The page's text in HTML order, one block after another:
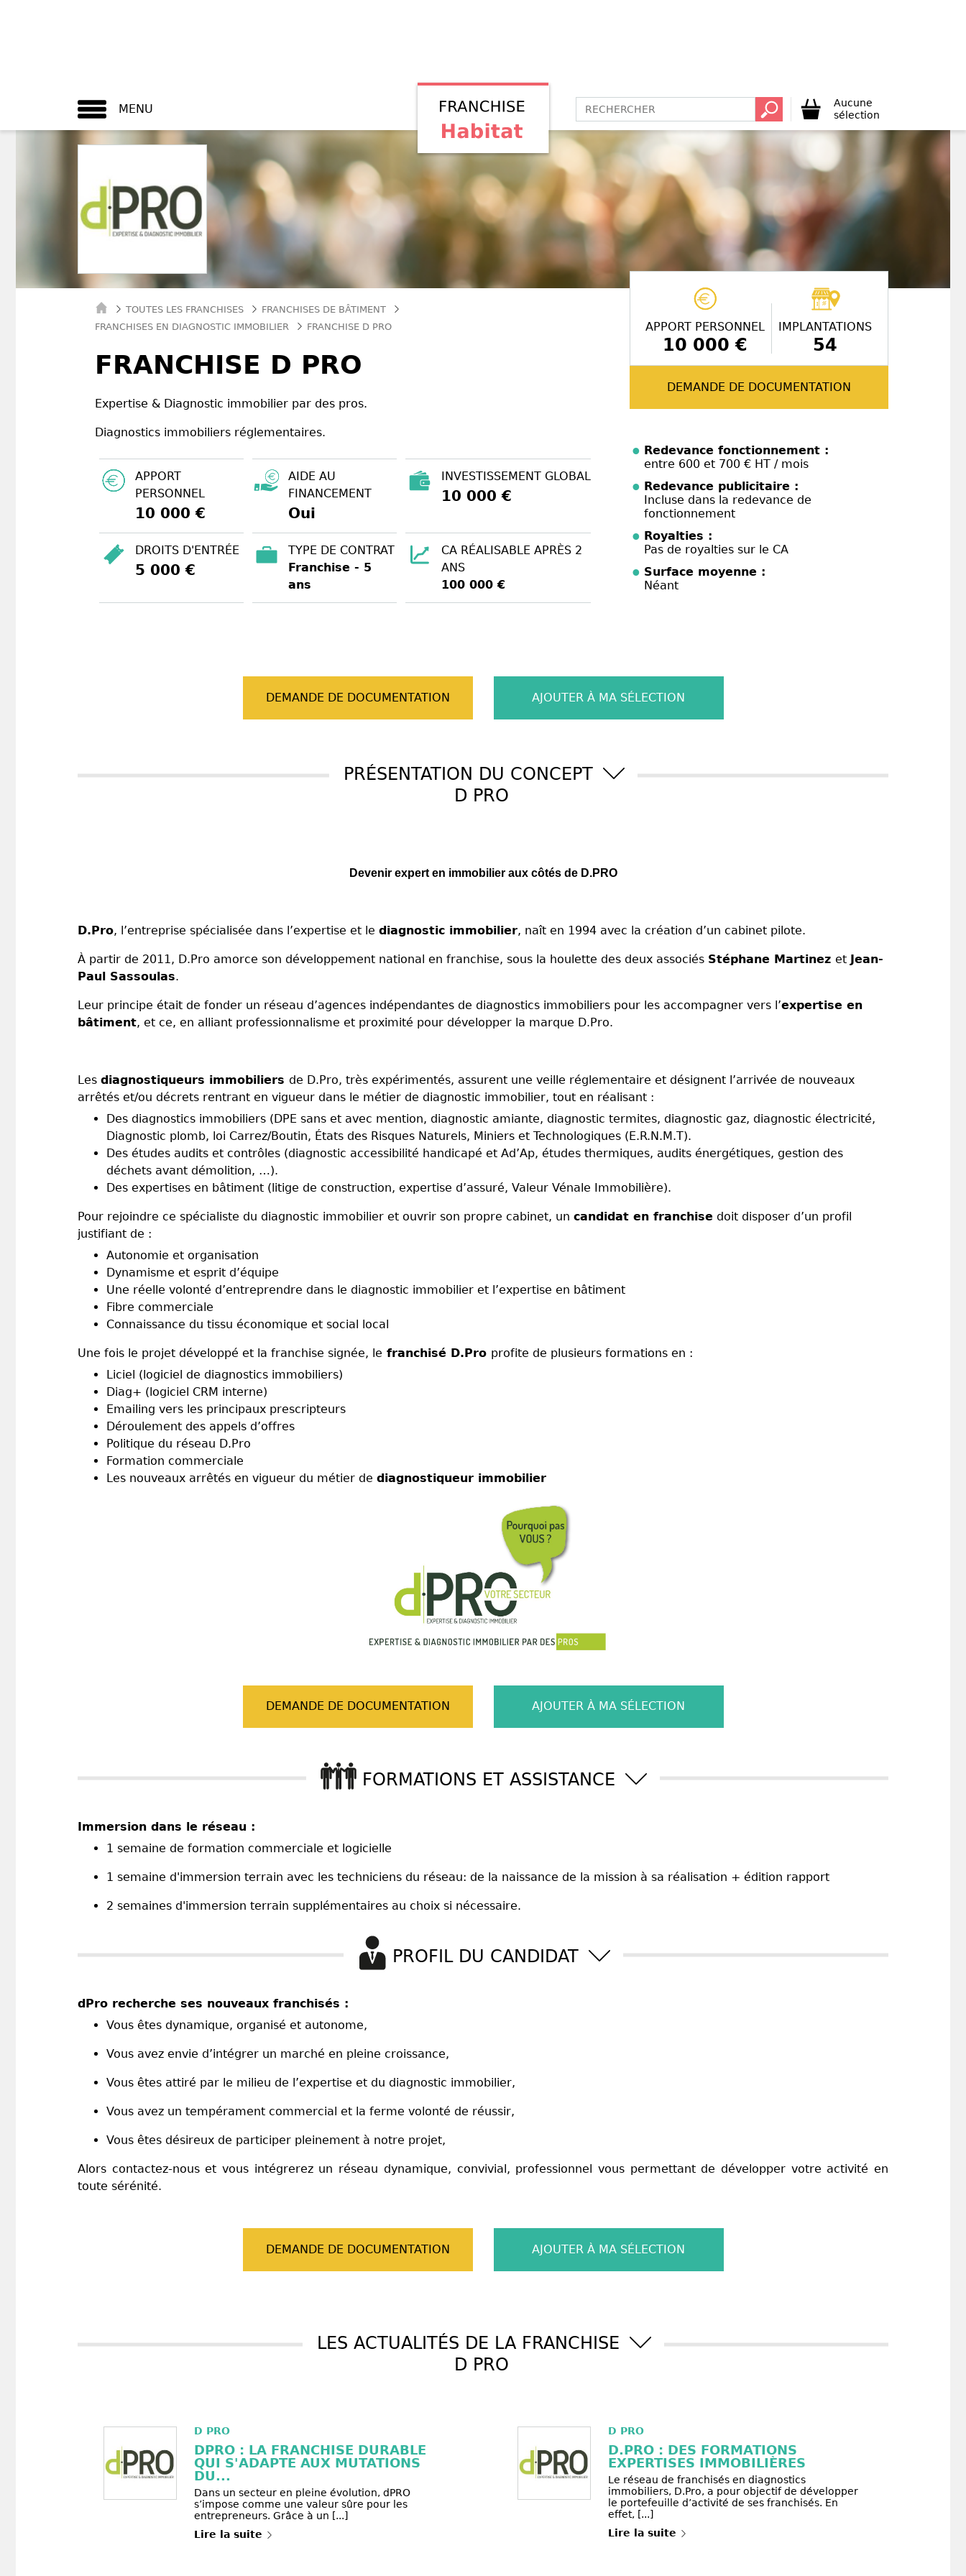
MENU
Aucune
sélection
TOUTES LES FRANCHISES
FRANCHISES DE BÂTIMENT
FRANCHISES EN DIAGNOSTIC IMMOBILIER
FRANCHISE D PRO
FRANCHISE D PRO
Expertise & Diagnostic immobilier par des pros.
Diagnostics immobiliers réglementaires.
APPORT
PERSONNEL
10 000 €
AIDE AU
FINANCEMENT
Oui
INVESTISSEMENT GLOBAL
10 000 €
DROITS D'ENTRÉE
5 000 €
TYPE DE CONTRAT
Franchise - 5
ans
CA RÉALISABLE APRÈS 2
ANS
100 000 €
APPORT PERSONNEL
10 000 €
IMPLANTATIONS
54
DEMANDE DE DOCUMENTATION
Redevance fonctionnement :
entre 600 et 700 € HT / mois
Redevance publicitaire :
Incluse dans la redevance de
fonctionnement
Royalties :
Pas de royalties sur le CA
Surface moyenne :
Néant
DEMANDE DE DOCUMENTATION AJOUTER À MA SÉLECTION
PRÉSENTATION DU CONCEPT
D PRO
Devenir expert en immobilier aux côtés de D.PRO
D.Pro, l’entreprise spécialisée dans l’expertise et le diagnostic immobilier, naît en 1994 avec la création d’un cabinet pilote.
À partir de 2011, D.Pro amorce son développement national en franchise, sous la houlette des deux associés Stéphane Martinez et Jean-
Paul Sassoulas.
Leur principe était de fonder un réseau d’agences indépendantes de diagnostics immobiliers pour les accompagner vers l’expertise en
bâtiment, et ce, en alliant professionnalisme et proximité pour développer la marque D.Pro.
Les diagnostiqueurs immobiliers de D.Pro, très expérimentés, assurent une veille réglementaire et désignent l’arrivée de nouveaux
arrêtés et/ou décrets rentrant en vigueur dans le métier de diagnostic immobilier, tout en réalisant :
Des diagnostics immobiliers (DPE sans et avec mention, diagnostic amiante, diagnostic termites, diagnostic gaz, diagnostic électricité,
Diagnostic plomb, loi Carrez/Boutin, États des Risques Naturels, Miniers et Technologiques (E.R.N.M.T).
Des études audits et contrôles (diagnostic accessibilité handicapé et Ad’Ap, études thermiques, audits énergétiques, gestion des
déchets avant démolition, …).
Des expertises en bâtiment (litige de construction, expertise d’assuré, Valeur Vénale Immobilière).
Pour rejoindre ce spécialiste du diagnostic immobilier et ouvrir son propre cabinet, un candidat en franchise doit disposer d’un profil
justifiant de :
Autonomie et organisation
Dynamisme et esprit d’équipe
Une réelle volonté d’entreprendre dans le diagnostic immobilier et l’expertise en bâtiment
Fibre commerciale
Connaissance du tissu économique et social local
Une fois le projet développé et la franchise signée, le franchisé D.Pro profite de plusieurs formations en :
Liciel (logiciel de diagnostics immobiliers)
Diag+ (logiciel CRM interne)
Emailing vers les principaux prescripteurs
Déroulement des appels d’offres
Politique du réseau D.Pro
Formation commerciale
Les nouveaux arrêtés en vigueur du métier de diagnostiqueur immobilier
DEMANDE DE DOCUMENTATION AJOUTER À MA SÉLECTION
FORMATIONS ET ASSISTANCE
Immersion dans le réseau :
1 semaine de formation commerciale et logicielle
1 semaine d'immersion terrain avec les techniciens du réseau: de la naissance de la mission à sa réalisation + édition rapport
2 semaines d'immersion terrain supplémentaires au choix si nécessaire.
PROFIL DU CANDIDAT
dPro recherche ses nouveaux franchisés :
Vous êtes dynamique, organisé et autonome,
Vous avez envie d’intégrer un marché en pleine croissance,
Vous êtes attiré par le milieu de l’expertise et du diagnostic immobilier,
Vous avez un tempérament commercial et la ferme volonté de réussir,
Vous êtes désireux de participer pleinement à notre projet,
Alors contactez-nous et vous intégrerez un réseau dynamique, convivial, professionnel vous permettant de développer votre activité en
toute sérénité.
DEMANDE DE DOCUMENTATION AJOUTER À MA SÉLECTION
LES ACTUALITÉS DE LA FRANCHISE
D PRO
D PRO
DPRO : LA FRANCHISE DURABLE
QUI S'ADAPTE AUX MUTATIONS
DU...
Dans un secteur en pleine évolution, dPRO
s’impose comme une valeur sûre pour les
entrepreneurs. Grâce à un [...]
Lire la suite
D PRO
D.PRO : DES FORMATIONS
EXPERTISES IMMOBILIÈRES
Le réseau de franchisés en diagnostics
immobiliers, D.Pro, a pour objectif de développer
le portefeuille d’activité de ses franchisés. En
effet, [...]
Lire la suite